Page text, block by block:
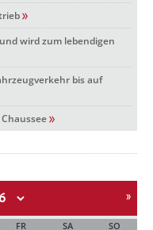
wird zum lebendigen
bis auf
FR SA
SO